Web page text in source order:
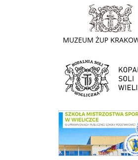
link do strony - Muzeum Żup
link do strony Kopalni Soli
link do SMS Wieliczka